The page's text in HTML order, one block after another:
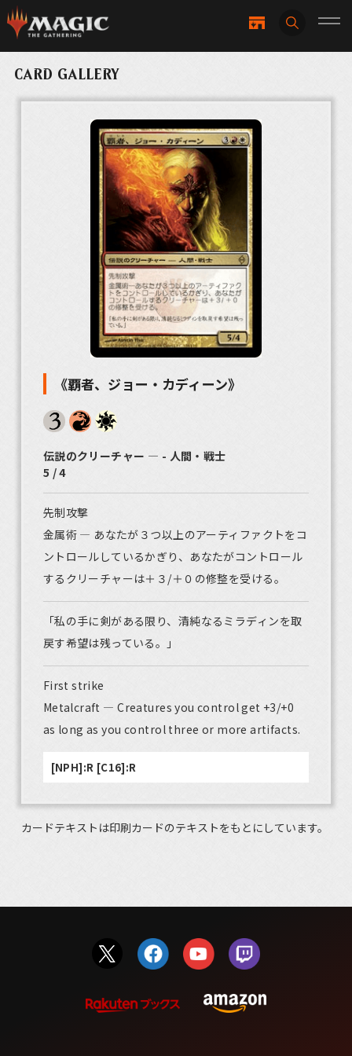
CARD GALLERY
《覇者、ジョー・カディーン》
伝説のクリーチャー ― - 人間・戦士
5 / 4
先制攻撃
金属術 ― あなたが３つ以上のアーティファクトをコ
ントロールしているかぎり、あなたがコントロール
するクリーチャーは＋３/＋０の修整を受ける。
「私の手に剣がある限り、清純なるミラディンを取
戻す希望は残っている。」
First strike
Metalcraft — Creatures you control get +3/+0
as long as you control three or more artifacts.
[NPH]:R [C16]:R
カードテキストは印刷カードのテキストをもとにしています。